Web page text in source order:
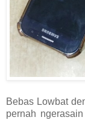
Bebas Lowbat
pernah